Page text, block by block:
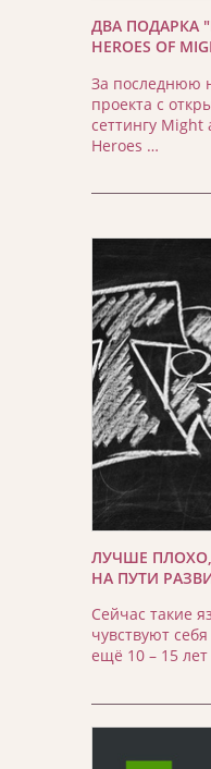
ДВА ПОДАРКА
HEROES OF
За последнюю
проекта с
сеттингу
Heroes …
ЛУЧШЕ
НА ПУТИ
Сейчас такие
чувствуют
ещё 10 – 15